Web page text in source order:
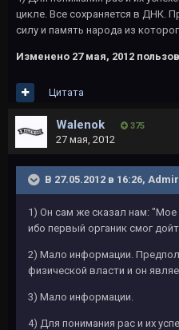
цикле. Все сохраняется в ДНК.
силу и память народа из
Изменено 27 мая, 2012
Цитата
Walenok 375
27 мая, 2012
В 27.05.2012 в 16:26,
1) Он сам же сказал нам:
ибо первый органик смог
2) Мало информации.
физической власти и он
3) Мало информации.
4) Для понимания рас и их